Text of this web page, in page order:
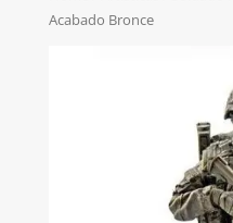
Acabado Bronce